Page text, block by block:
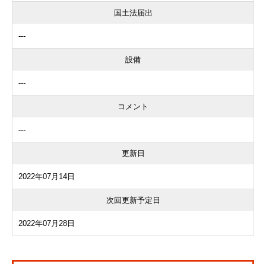
国土法届出
---
設備
---
コメント
---
更新日
2022年07月14日
次回更新予定日
2022年07月28日